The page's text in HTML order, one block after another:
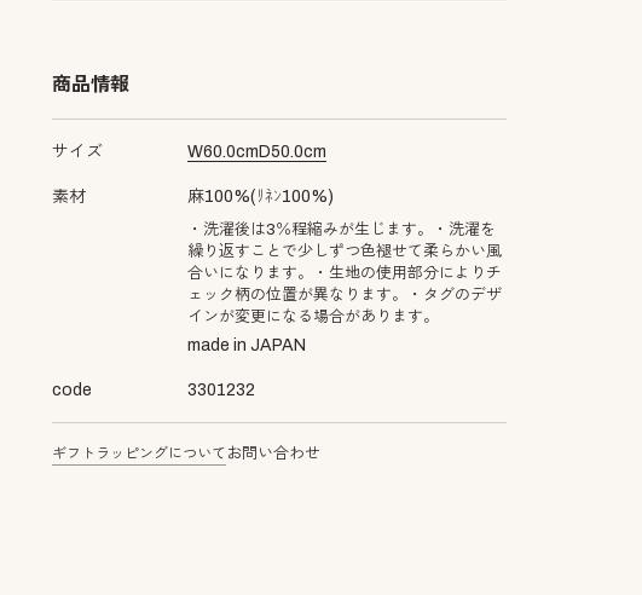
商品情報
サイズ W60.0cm D50.0cm
素材 麻100%(ﾘﾈﾝ100%)
・洗濯後は3％程縮みが生じます。・洗濯を
繰り返すことで少しずつ色褪せて柔らかい風
合いになります。・生地の使用部分によりチ
ェック柄の位置が異なります。・タグのデザ
インが変更になる場合があります。
made in JAPAN
code 3301232
ギフトラッピングについて お問い合わせ